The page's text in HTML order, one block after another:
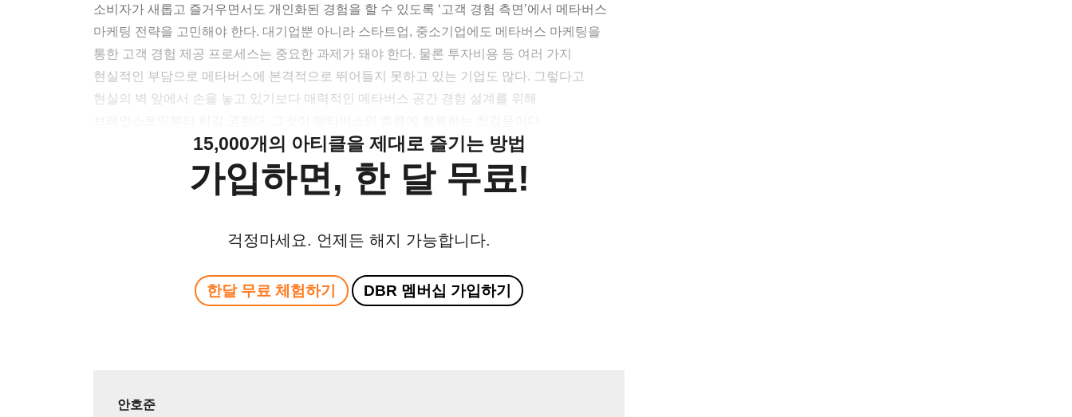
소비자가 새롭고 즐거우면서도 개인화된 경험을 할 수 있도록 ‘고객 경험 측면’에서 메타버스
마케팅 전략을 고민해야 한다. 대기업뿐 아니라 스타트업, 중소기업에도 메타버스 마케팅을
통한 고객 경험 제공 프로세스는 중요한 과제가 돼야 한다. 물론 투자비용 등 여러 가지
현실적인 부담으로 메타버스에 본격적으로 뛰어들지 못하고 있는 기업도 많다. 그렇다고
현실의 벽 앞에서 손을 놓고 있기보다 매력적인 메타버스 공간 경험 설계를 위해
15,000개의 아티클을 제대로 즐기는 방법
가입하면, 한 달 무료!
걱정마세요. 언제든 해지 가능합니다.
한달 무료 체험하기 DBR 멤버십 가입하기
안호준